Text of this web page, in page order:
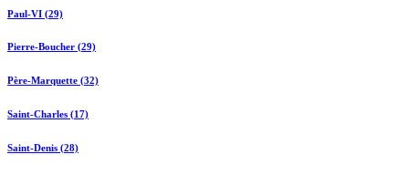
Paul-VI (29)
Pierre-Boucher (29)
Père-Marquette (32)
Saint-Charles (17)
Saint-Denis (28)